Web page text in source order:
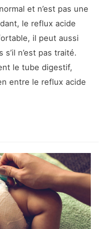
et n’est pas une
le reflux acide
il peut aussi
n’est pas traité.
le tube digestif,
entre le reflux acide